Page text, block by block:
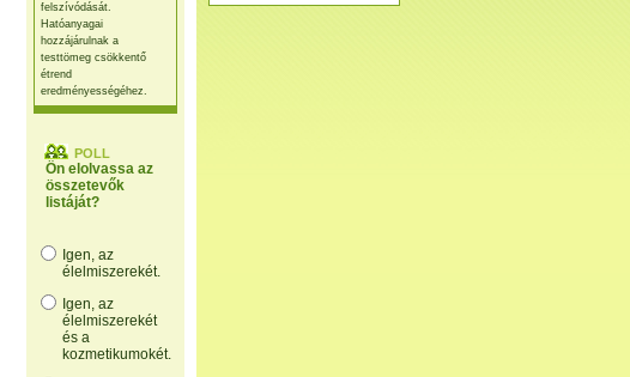
felszívódását.
Hatóanyagai
hozzájárulnak a
testtömeg csökkentő
étrend
eredményességéhez.
POLL
Ön elolvassa az
összetevők
listáját?
Igen, az
élelmiszerekét.
Igen, az
élelmiszerekét
és a
kozmetikumokét.